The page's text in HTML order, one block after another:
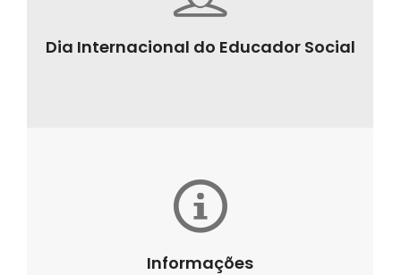
Dia Internacional do Educador Social
Informações